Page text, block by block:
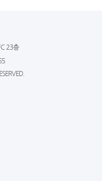
23층